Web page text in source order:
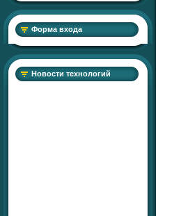
Форма входа
Новости технологий